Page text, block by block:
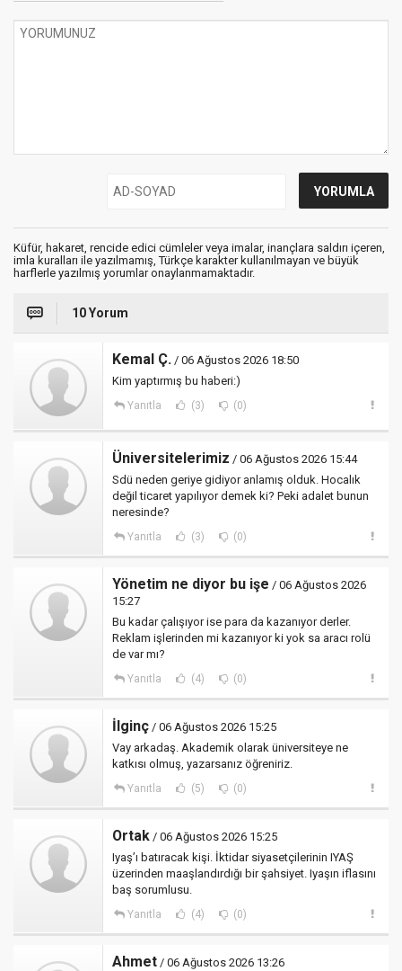
Küfür, hakaret, rencide edici cümleler veya imalar, inançlara saldırı içeren,
imla kuralları ile yazılmamış, Türkçe karakter kullanılmayan ve büyük
harflerle yazılmış yorumlar onaylanmamaktadır.
10 Yorum
Kemal Ç. / 06 Ağustos 2026 18:50
Kim yaptırmış bu haberi:)
Yanıtla (3) (0)
Üniversitelerimiz / 06 Ağustos 2026 15:44
Sdü neden geriye gidiyor anlamış olduk. Hocalık
değil ticaret yapılıyor demek ki? Peki adalet bunun
neresinde?
Yanıtla (3) (0)
Yönetim ne diyor bu işe / 06 Ağustos 2026
15:27
Bu kadar çalışıyor ise para da kazanıyor derler.
Reklam işlerinden mi kazanıyor ki yok sa aracı rolü
de var mı?
Yanıtla (4) (0)
İlginç / 06 Ağustos 2026 15:25
Vay arkadaş. Akademik olarak üniversiteye ne
katkısı olmuş, yazarsanız öğreniriz.
Yanıtla (5) (0)
Ortak / 06 Ağustos 2026 15:25
Iyaş’ı batıracak kişi. İktidar siyasetçilerinin IYAŞ
üzerinden maaşlandırdığı bir şahsiyet. Iyaşın iflasını
baş sorumlusu.
Yanıtla (4) (0)
Ahmet / 06 Ağustos 2026 13:26